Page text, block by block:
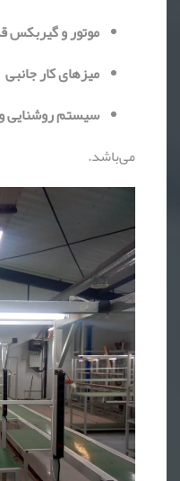
موتور و گیربکس
میزهای کار جانبی
سیستم روشنایی
می‌باشد.